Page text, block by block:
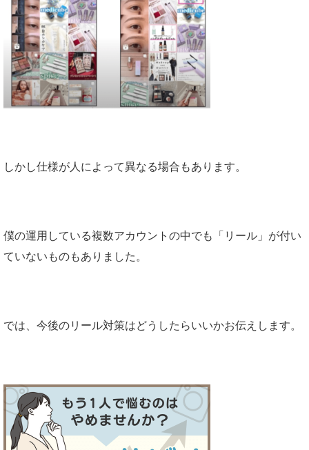
しかし仕様が人によって異なる場合もあります。
僕の運用している複数アカウントの中でも「リール」が付い
ていないものもありました。
では、今後のリール対策はどうしたらいいかお伝えします。